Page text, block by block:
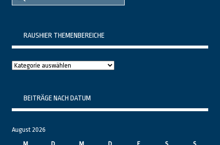
RAUSHIER THEMENBEREICHE
Raushier
BEITRÄGE NACH DATUM
August 2026